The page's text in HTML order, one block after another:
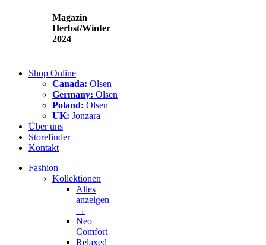
Magazin
Herbst/Winter
2024
Shop Online
Canada: Olsen
Germany: Olsen
Poland: Olsen
UK: Jonzara
Über uns
Storefinder
Kontakt
Fashion
Kollektionen
Alles
anzeigen
→
Neo
Comfort
Relaxed